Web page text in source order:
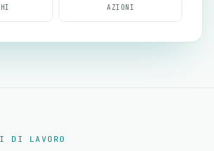
AZIONI
DI LAVORO